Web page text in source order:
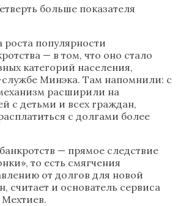
больше показателя
популярности
— в том, что оно стало
категорий населения,
Минэка. Там напомнили: с
расширили на
с детьми и всех граждан,
с долгами более
— прямое следствие
то есть смягчения
от долгов для новой
считает и основатель сервиса